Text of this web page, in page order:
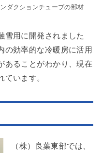
ダクションチューブの部材
雪用に開発されました
の効率的な冷暖房に活用
あることがわかり、現在
います。
（株）良葉東部では、